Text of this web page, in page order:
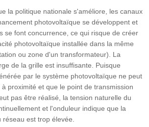
la politique nationale s'améliore, les canaux
photovoltaïque se développent et
se font concurrence, ce qui risque de créer
photovoltaïque installée dans la même
ou zone d'un transformateur). La
de la grille est insuffisante. Puisque
par le système photovoltaïque ne peut
proximité et que le point de transmission
pas être réalisé, la tension naturelle du
et l'onduleur indique que la
est trop élevée.